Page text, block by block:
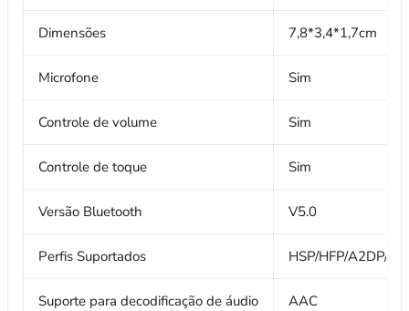
Dimensões 7,8*3,4*1,7cm
Microfone Sim
Controle de volume Sim
Controle de toque Sim
Versão Bluetooth V5.0
Perfis Suportados HSP/HFP/A2DP/
Suporte para decodificação de áudio AAC